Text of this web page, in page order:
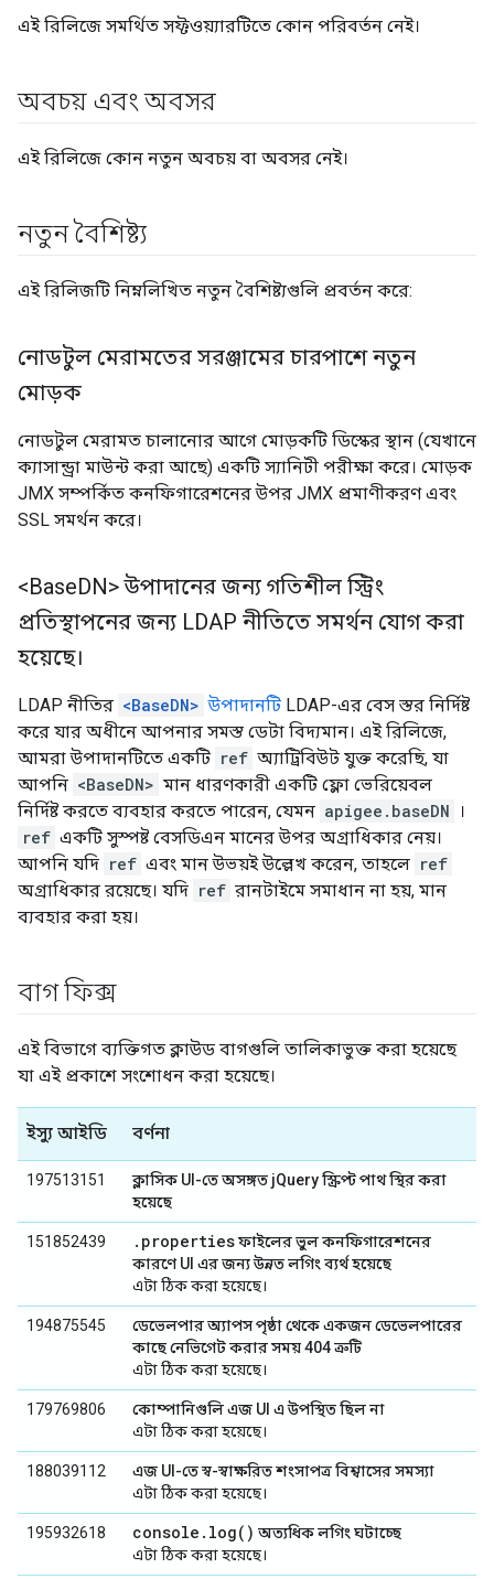
এই রিলিজে সমর্থিত সফ্টওয়্যারটিতে কোন পরিবর্তন নেই।
অবচয় এবং অবসর
এই রিলিজে কোন নতুন অবচয় বা অবসর নেই।
নতুন বৈশিষ্ট্য
এই রিলিজটি নিম্নলিখিত নতুন বৈশিষ্ট্যগুলি প্রবর্তন করে:
নোডটুল মেরামতের সরঞ্জামের চারপাশে নতুন
মোড়ক
নোডটুল মেরামত চালানোর আগে মোড়কটি ডিস্কের স্থান (যেখানে
ক্যাসান্ড্রা মাউন্ট করা আছে) একটি স্যানিটী পরীক্ষা করে। মোড়ক
JMX সম্পর্কিত কনফিগারেশনের উপর JMX প্রমাণীকরণ এবং
SSL সমর্থন করে।
<BaseDN> উপাদানের জন্য গতিশীল স্ট্রিং
প্রতিস্থাপনের জন্য LDAP নীতিতে সমর্থন যোগ করা
হয়েছে।
LDAP নীতির <BaseDN> উপাদানটি LDAP-এর বেস স্তর নির্দিষ্ট
করে যার অধীনে আপনার সমস্ত ডেটা বিদ্যমান। এই রিলিজে,
আমরা উপাদানটিতে একটি ref অ্যাট্রিবিউট যুক্ত করেছি, যা
আপনি <BaseDN> মান ধারণকারী একটি ফ্লো ভেরিয়েবল
নির্দিষ্ট করতে ব্যবহার করতে পারেন, যেমন apigee.baseDN
।
ref একটি সুস্পষ্ট বেসডিএন মানের উপর অগ্রাধিকার নেয়।
আপনি যদি ref এবং মান উভয়ই উল্লেখ করেন, তাহলে ref
অগ্রাধিকার রয়েছে। যদি ref রানটাইমে সমাধান না হয়, মান
ব্যবহার করা হয়।
বাগ ফিক্স
এই বিভাগে ব্যক্তিগত ক্লাউড বাগগুলি তালিকাভুক্ত করা হয়েছে
যা এই প্রকাশে সংশোধন করা হয়েছে।
ইস্যু আইডি বর্ণনা
197513151
ক্লাসিক UI-তে অসঙ্গত jQuery স্ক্রিপ্ট পাথ স্থির করা
হয়েছে
151852439 .propertiesফাইলের ভুল কনফিগারেশনের
কারণে UI এর জন্য উন্নত লগিং ব্যর্থ হয়েছে
এটা ঠিক করা হয়েছে।
194875545
ডেভেলপার অ্যাপস পৃষ্ঠা থেকে একজন ডেভেলপারের
কাছে নেভিগেট করার সময় 404 ত্রুটি
এটা ঠিক করা হয়েছে।
179769806
কোম্পানিগুলি এজ UI এ উপস্থিত ছিল না
এটা ঠিক করা হয়েছে।
188039112
এজ UI-তে স্ব-স্বাক্ষরিত শংসাপত্র বিশ্বাসের সমস্যা
এটা ঠিক করা হয়েছে।
195932618 console.log() অত্যধিক লগিং ঘটাচ্ছে
এটা ঠিক করা হয়েছে।